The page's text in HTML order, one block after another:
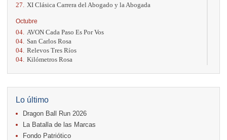
27.
XI Clásica Carrera del Abogado y la Abogada
Octubre
04. AVON Cada Paso Es Por Vos
04. San Carlos Rosa
04. Relevos Tres Ríos
04. Kilómetros Rosa
18. Casa Turire Trail Run
18.
Warriors Run Circuit
18. Samsung Jacó Beach Half Marathon 2026
25. KRun by Under Armour
25. Run Alajuela
31.
Halloween Fun Run
Lo último
Dragon Ball Run 2026
La Batalla de las Marcas
Fondo Patriótico